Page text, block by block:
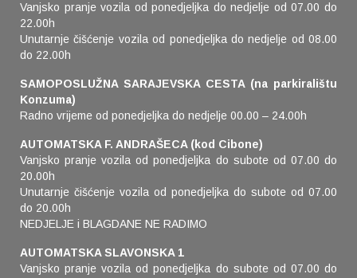
Vanjsko pranje vozila od ponedjeljka do nedjelje od 07.00 do
22.00h
Unutarnje čišćenje vozila od ponedjeljka do nedjelje od 08.00
do 22.00h
SAMOPOSLUŽNA SARAJEVSKA CESTA (na parkiralištu
Konzuma)
Radno vrijeme od ponedjeljka do nedjelje 00.00 – 24.00h
AUTOMATSKA F. ANDRAŠECA (kod Cibone)
Vanjsko pranje vozila od ponedjeljka do subote od 07.00 do
20.00h
Unutarnje čišćenje vozila od ponedjeljka do subote od 07.00
do 20.00h
NEDJELJE i BLAGDANE NE RADIMO
AUTOMATSKA SLAVONSKA 1
Vanjsko pranje vozila od ponedjeljka do subote od 07.00 do